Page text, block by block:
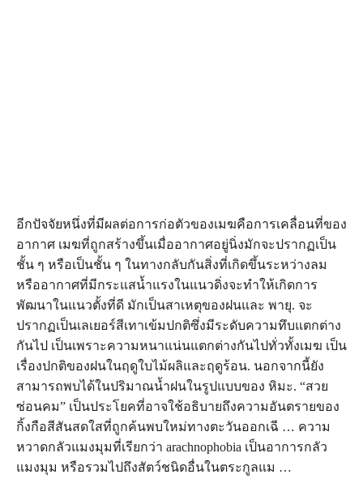
อีกปัจจัยหนึ่งที่มีผลต่อการก่อตัวของเมฆคือการเคลื่อนที่ของ
อากาศ เมฆที่ถูกสร้างขึ้นเมื่ออากาศอยู่นิ่งมักจะปรากฏเป็น
ชั้น ๆ หรือเป็นชั้น ๆ ในทางกลับกันสิ่งที่เกิดขึ้นระหว่างลม
หรืออากาศที่มีกระแสน้ำแรงในแนวดิ่งจะทำให้เกิดการ
พัฒนาในแนวตั้งที่ดี มักเป็นสาเหตุของฝนและ พายุ. จะ
ปรากฏเป็นเลเยอร์สีเทาเข้มปกติซึ่งมีระดับความทึบแตกต่าง
กันไป เป็นเพราะความหนาแน่นแตกต่างกันไปทั่วทั้งเมฆ เป็น
เรื่องปกติของฝนในฤดูใบไม้ผลิและฤดูร้อน. นอกจากนี้ยัง
สามารถพบได้ในปริมาณน้ำฝนในรูปแบบของ หิมะ. “สวย
ซ่อนคม” เป็นประโยคที่อาจใช้อธิบายถึงความอันตรายของ
กิ้งกือสีสันสดใสที่ถูกค้นพบใหม่ทางตะวันออกเฉี … ความ
หวาดกลัวแมงมุมที่เรียกว่า arachnophobia เป็นอาการกลัว
แมงมุม หรือรวมไปถึงสัตว์ชนิดอื่นในตระกูลแม …